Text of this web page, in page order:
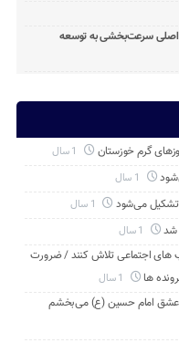
اصلی سرعت‌بخشی به توسعه
گرم خوزستان
تشکیل می‌شود
شد
های اجتماعی تلاش کنند / ضرورت
ها